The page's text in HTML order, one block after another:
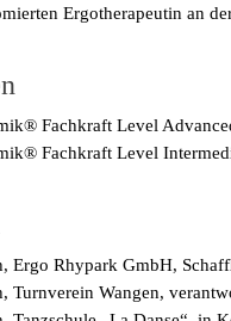
Ergotherapeutin an
Fachkraft Level
Fachkraft Level
Ergo Rhypark GmbH,
Turnverein Wangen,